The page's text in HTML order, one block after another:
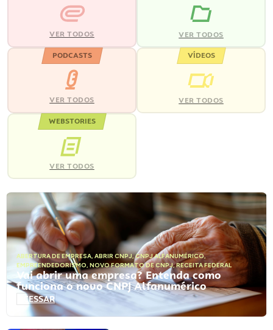
VER TODOS VER TODOS
PODCASTS
VER TODOS
VÍDEOS
VER TODOS
WEBSTORIES
VER TODOS
ABERTURA DE EMPRESA, ABRIR CNPJ,CNPJ ALFANUMÉRICO,
EMPREENDEDORISMO, NOVO FORMATO DE CNPJ,RECEITA FEDERAL
Vai abrir uma empresa? Entenda como
funciona o novo CNPJ Alfanumérico
ACESSAR